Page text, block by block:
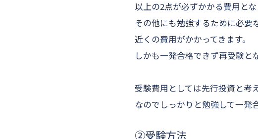
以上の2点が必ずかかる費用とな
その他にも勉強するために必
近くの費用がかかってきます。
しかも一発合格できず再受験と
受験費用としては先行投資と考
なのでしっかりと勉強して一発
②受験方法